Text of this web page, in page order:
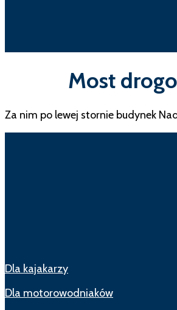
Most
Za nim po lewej stornie budynek
Dla kajakarzy
Dla motorowodniaków